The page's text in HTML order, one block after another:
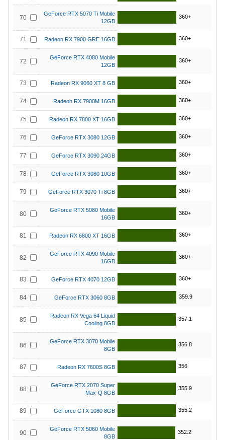
70
GeForce RTX 5070 Ti Mobile
12GB
360+
71 Radeon RX 7900 GRE 16GB 360+
72
GeForce RTX 4080 Mobile
12GB
360+
73 Radeon RX 9060 XT 8 GB 360+
74 Radeon RX 7900M 16GB 360+
75 Radeon RX 7800 XT 16GB 360+
76 GeForce RTX 3080 12GB 360+
77 GeForce RTX 3090 24GB 360+
78 GeForce RTX 3080 10GB 360+
79 GeForce RTX 3070 Ti 8GB 360+
80
GeForce RTX 5080 Mobile
16GB
360+
81 Radeon RX 6800 XT 16GB 360+
82
GeForce RTX 4090 Mobile
16GB
360+
83 GeForce RTX 4070 12GB 360+
84 GeForce RTX 3060 8GB 359.9
85
Radeon RX Vega 64 Liquid
Cooling 8GB
357.1
86
GeForce RTX 3070 Mobile
8GB
356.8
87 Radeon RX 7600S 8GB 356
88
GeForce RTX 2070 Super
Max-Q 8GB
355.9
89 GeForce GTX 1080 8GB 355.2
90
GeForce RTX 5060 Mobile
8GB
352.2